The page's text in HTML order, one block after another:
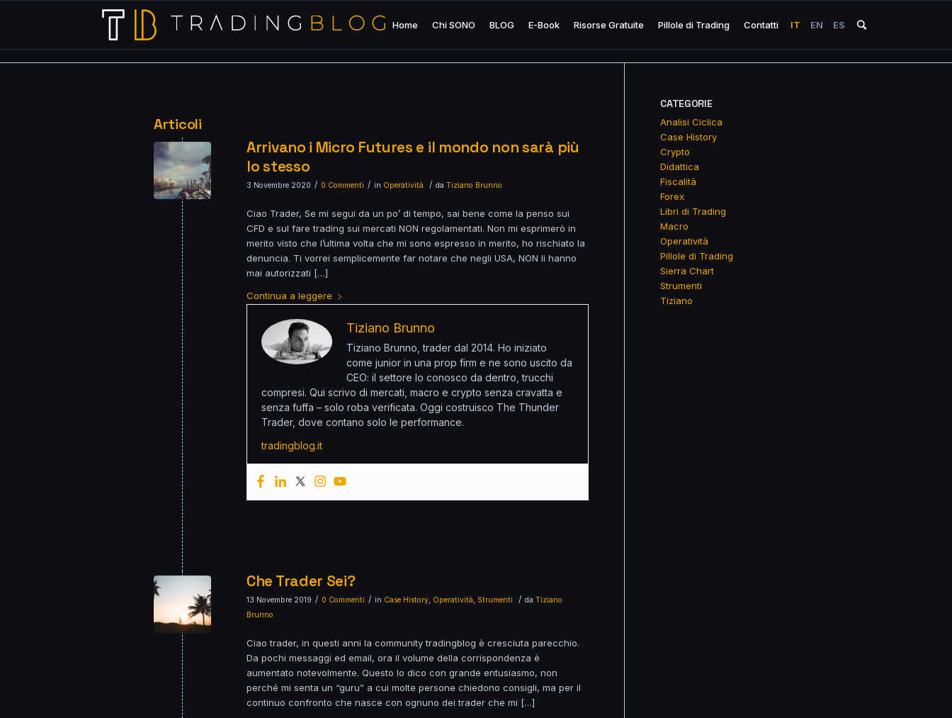
Home Chi SONO BLOG E-Book Risorse Gratuite Pillole di Trading Contatti IT EN ES
Articoli
Arrivano i Micro Futures e il mondo non sarà più
lo stesso
3 Novembre 2020 / 0 Commenti / in Operatività / da Tiziano Brunno
Ciao Trader, Se mi segui da un po’ di tempo, sai bene come la penso sui
CFD e sul fare trading sui mercati NON regolamentati. Non mi esprimerò in
merito visto che l’ultima volta che mi sono espresso in merito, ho rischiato la
denuncia. Ti vorrei semplicemente far notare che negli USA, NON li hanno
mai autorizzati […]
Continua a leggere
Tiziano Brunno
Tiziano Brunno, trader dal 2014. Ho iniziato
come junior in una prop firm e ne sono uscito da
CEO: il settore lo conosco da dentro, trucchi
compresi. Qui scrivo di mercati, macro e crypto senza cravatta e
senza fuffa – solo roba verificata. Oggi costruisco The Thunder
Trader, dove contano solo le performance.
tradingblog.it
Che Trader Sei?
13 Novembre 2019 / 0 Commenti / in Case History, Operatività, Strumenti / da Tiziano
Brunno
Ciao trader, in questi anni la community tradingblog è cresciuta parecchio.
Da pochi messaggi ed email, ora il volume della corrispondenza è
aumentato notevolmente. Questo lo dico con grande entusiasmo, non
perché mi senta un “guru” a cui molte persone chiedono consigli, ma per il
continuo confronto che nasce con ognuno dei trader che mi […]
CATEGORIE
Analisi Ciclica
Case History
Crypto
Didattica
Fiscalità
Forex
Libri di Trading
Macro
Operatività
Pillole di Trading
Sierra Chart
Strumenti
Tiziano